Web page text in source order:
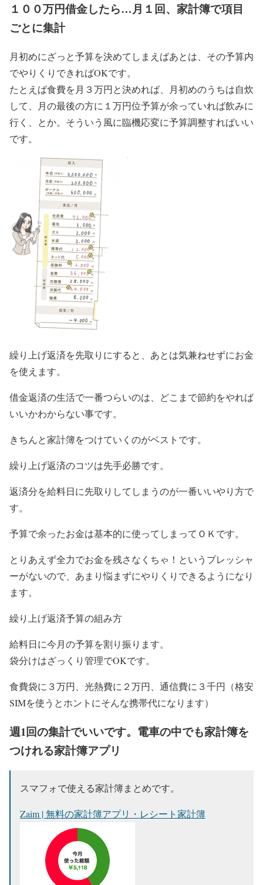
１００万円借金したら…月１回、家計簿で項目
ごとに集計
月初めにざっと予算を決めてしまえばあとは、その予算内
でやりくりできればOKです。
たとえば食費を月３万円と決めれば、月初めのうちは自炊
して、月の最後の方に１万円位予算が余っていれば飲みに
行く、とか。そういう風に臨機応変に予算調整すればいい
です。
繰り上げ返済を先取りにすると、あとは気兼ねせずにお金
を使えます。
借金返済の生活で一番つらいのは、どこまで節約をやれば
いいかわからない事です。
きちんと家計簿をつけていくのがベストです。
繰り上げ返済のコツは先手必勝です。
返済分を給料日に先取りしてしまうのが一番いいやり方で
す。
予算で余ったお金は基本的に使ってしまってＯＫです。
とりあえず全力でお金を残さなくちゃ！というプレッシャ
ーがないので、あまり悩まずにやりくりできるようになり
ます。
繰り上げ返済予算の組み方
給料日に今月の予算を割り振ります。
袋分けはざっくり管理でOKです。
食費袋に３万円、光熱費に２万円、通信費に３千円（格安
SIMを使うとホントにそんな携帯代になります）
週1回の集計でいいです。電車の中でも家計簿を
つけれる家計簿アプリ
スマフォで使える家計簿まとめです。
Zaim | 無料の家計簿アプリ・レシート家計簿